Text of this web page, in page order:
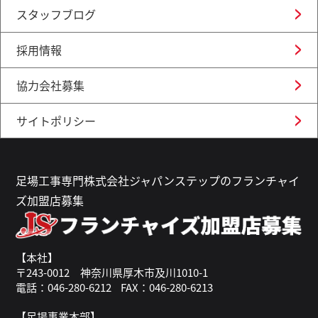
スタッフブログ
採用情報
協力会社募集
サイトポリシー
足場工事専門株式会社ジャパンステップのフランチャイ
ズ加盟店募集
【本社】
〒243-0012 神奈川県厚木市及川1010-1
電話：046-280-6212
FAX：046-280-6213